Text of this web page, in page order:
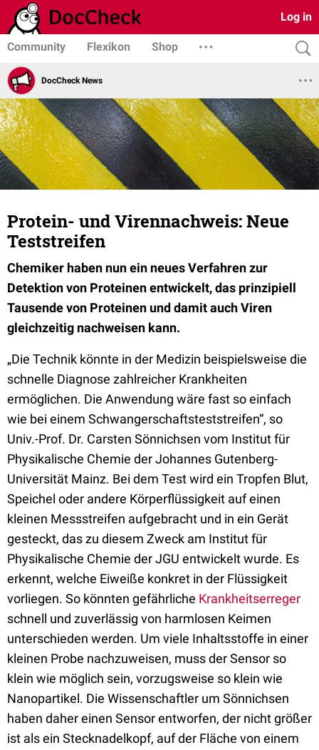
Log in
Community Flexikon Shop
DocCheck News
Protein- und Virennachweis: Neue
Teststreifen
Chemiker haben nun ein neues Verfahren zur
Detektion von Proteinen entwickelt, das prinzipiell
Tausende von Proteinen und damit auch Viren
gleichzeitig nachweisen kann.
„Die Technik könnte in der Medizin beispielsweise die
schnelle Diagnose zahlreicher Krankheiten
ermöglichen. Die Anwendung wäre fast so einfach
wie bei einem Schwangerschaftsteststreifen“, so
Univ.-Prof. Dr. Carsten Sönnichsen vom Institut für
Physikalische Chemie der Johannes Gutenberg-
Universität Mainz. Bei dem Test wird ein Tropfen Blut,
Speichel oder andere Körperflüssigkeit auf einen
kleinen Messstreifen aufgebracht und in ein Gerät
gesteckt, das zu diesem Zweck am Institut für
Physikalische Chemie der JGU entwickelt wurde. Es
erkennt, welche Eiweiße konkret in der Flüssigkeit
vorliegen. So könnten gefährliche Krankheitserreger
schnell und zuverlässig von harmlosen Keimen
unterschieden werden. Um viele Inhaltsstoffe in einer
kleinen Probe nachzuweisen, muss der Sensor so
klein wie möglich sein, vorzugsweise so klein wie
Nanopartikel. Die Wissenschaftler um Sönnichsen
haben daher einen Sensor entworfen, der nicht größer
ist als ein Stecknadelkopf, auf der Fläche von einem